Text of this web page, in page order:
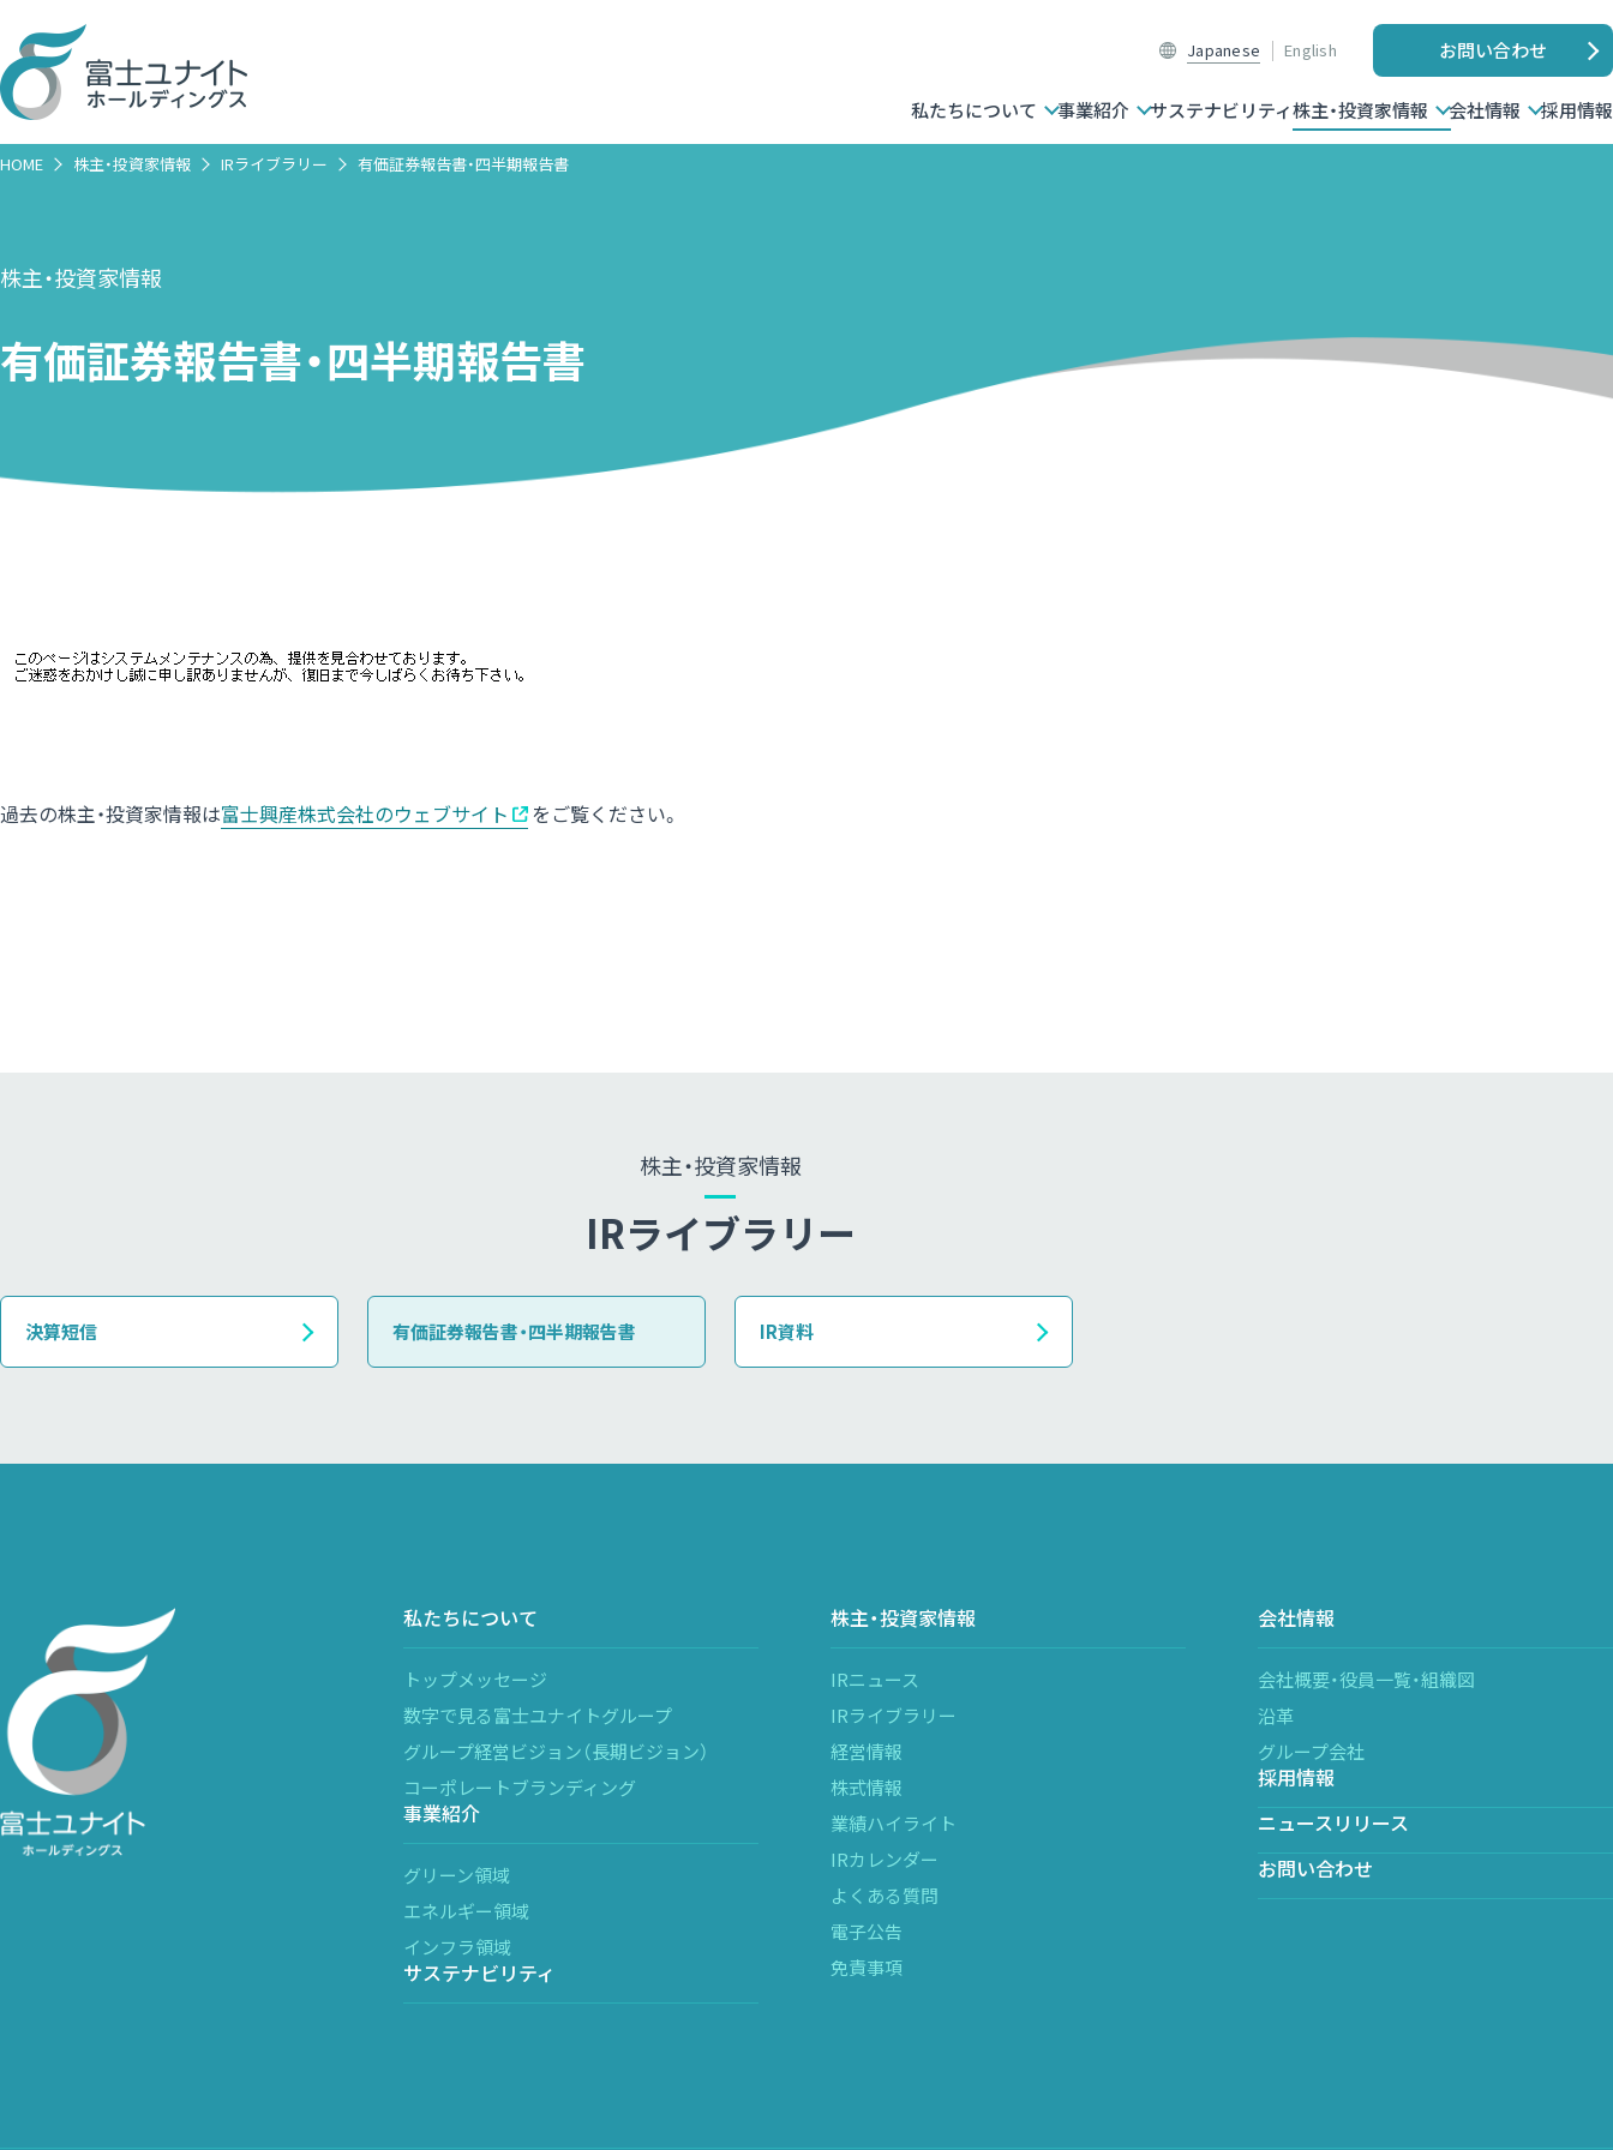
私たちについて 事業紹介 サステナビリティ株主・投資家情報 会社情報 採用情報
Japanese English お問い合わせ
HOME 株主・投資家情報 IRライブラリー 有価証券報告書・四半期報告書
株主・投資家情報
有価証券報告書・四半期報告書
過去の株主・投資家情報は富士興産株式会社のウェブサイト をご覧ください。
株主・投資家情報
IRライブラリー
決算短信 有価証券報告書・四半期報告書 IR資料
私たちについて
トップメッセージ
数字で見る富士ユナイトグループ
グループ経営ビジョン（長期ビジョン）
コーポレートブランディング
事業紹介
グリーン領域
エネルギー領域
インフラ領域
サステナビリティ
株主・投資家情報
IRニュース
IRライブラリー
経営情報
株式情報
業績ハイライト
IRカレンダー
よくある質問
電子公告
免責事項
会社情報
会社概要・役員一覧・組織図
沿革
グループ会社
採用情報
ニュースリリース
お問い合わせ